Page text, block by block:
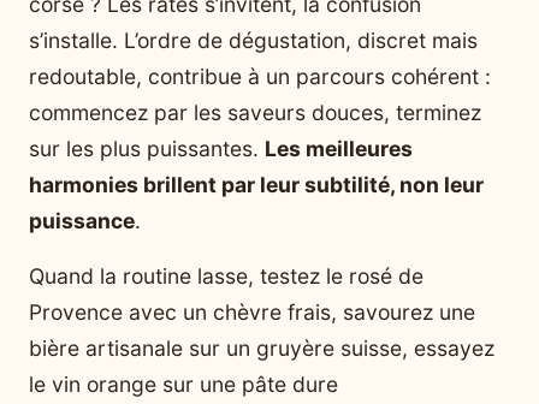
s’installe. L’ordre de dégustation, discret mais
redoutable, contribue à un parcours cohérent :
commencez par les saveurs douces, terminez
sur les plus puissantes. Les meilleures
harmonies brillent par leur subtilité, non leur
puissance.
Quand la routine lasse, testez le rosé de
Provence avec un chèvre frais, savourez une
bière artisanale sur un gruyère suisse, essayez
le vin orange sur une pâte dure